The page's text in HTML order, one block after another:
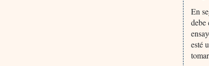
En
debe
esté